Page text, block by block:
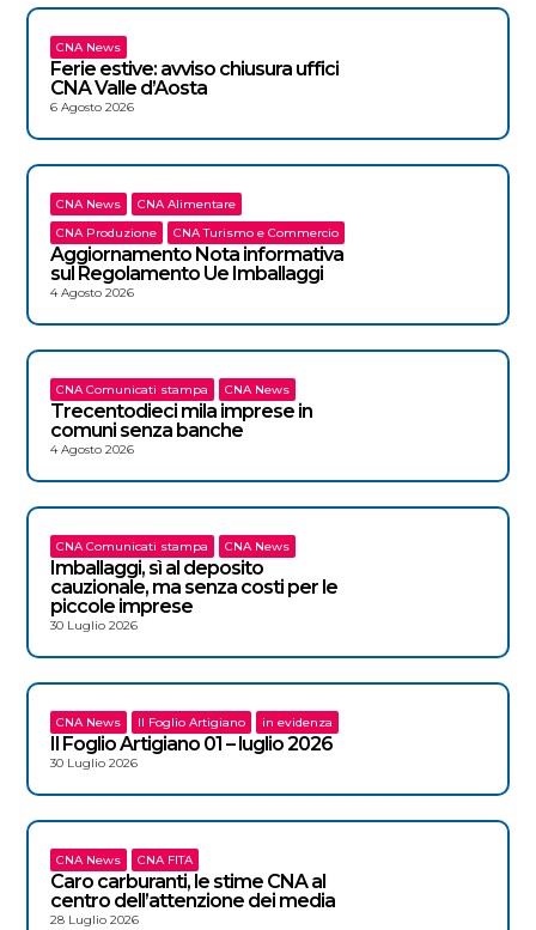
CNA News
Ferie estive: avviso chiusura uffici
CNA Valle d’Aosta
6 Agosto 2026
CNA News
CNA Alimentare
CNA Produzione
CNA Turismo e Commercio
Aggiornamento Nota informativa
sul Regolamento Ue Imballaggi
4 Agosto 2026
CNA Comunicati stampa CNA News
Trecentodieci mila imprese in
comuni senza banche
4 Agosto 2026
CNA Comunicati stampa CNA News
Imballaggi, sì al deposito
cauzionale, ma senza costi per le
piccole imprese
30 Luglio 2026
CNA News Il Foglio Artigiano in evidenza
Il Foglio Artigiano 01 – luglio 2026
30 Luglio 2026
CNA News CNA FITA
Caro carburanti, le stime CNA al
centro dell’attenzione dei media
28 Luglio 2026